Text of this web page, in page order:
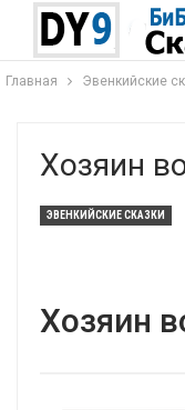
Главная Эвенкийские
Хозяин
ЭВЕНКИЙСКИЕ СКАЗКИ
Хозяин